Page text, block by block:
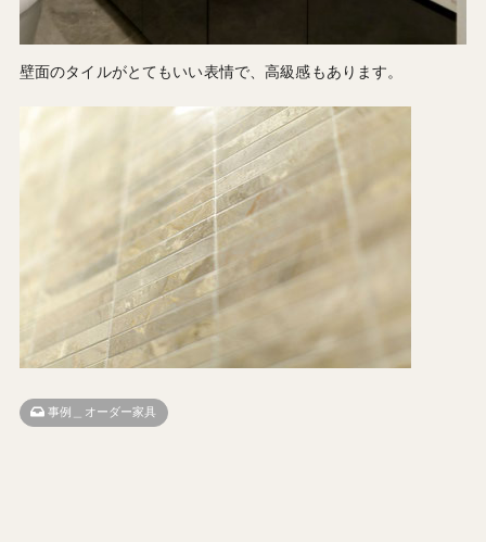
壁面のタイルがとてもいい表情で、高級感もあります。
事例＿オーダー家具